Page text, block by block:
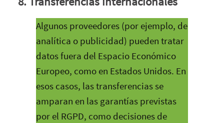
Algunos proveedores (por ejemplo, de
analítica o publicidad) pueden tratar
datos fuera del Espacio Económico
Europeo, como en Estados Unidos. En
esos casos, las transferencias se
amparan en las garantías previstas
por el RGPD, como decisiones de